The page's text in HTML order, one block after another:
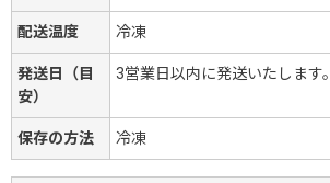
配送温度 冷凍
発送日（目
安）
3営業日以内に発送いたします。
保存の方法 冷凍